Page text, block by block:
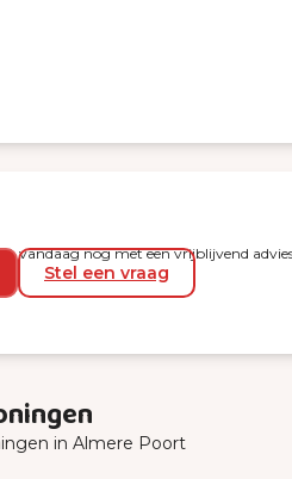
vandaag nog met een vrijblijvend
Stel een vraag
in Almere Poort